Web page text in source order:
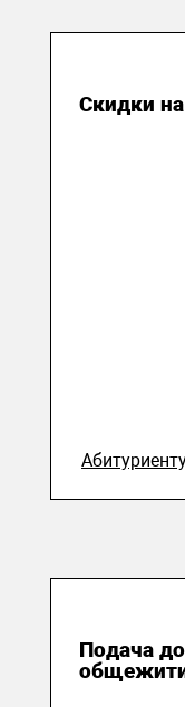
Скидки
Подача